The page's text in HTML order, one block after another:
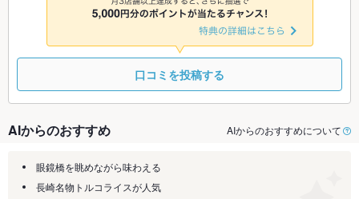
休 ◎ 休
口コミを投稿する
AIからのおすすめ AIからのおすすめについて
眼鏡橋を眺めながら味わえる
長崎名物トルコライスが人気